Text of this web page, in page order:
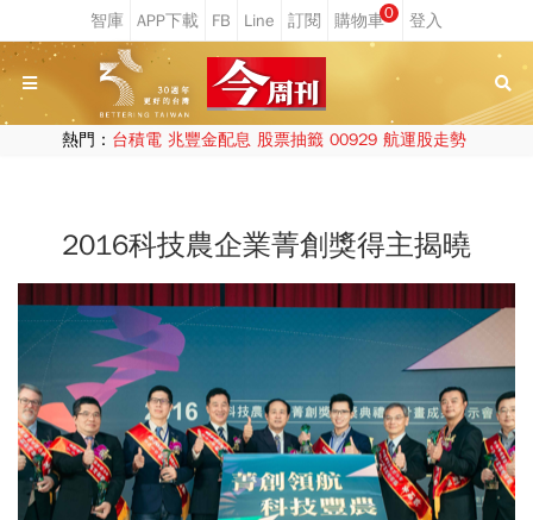
0
熱門： 台積電 兆豐金配息 股票抽籤 00929 航運股走勢
2016科技農企業菁創獎得主揭曉